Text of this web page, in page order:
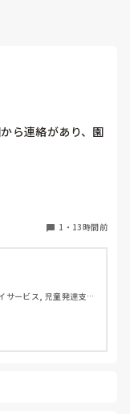
ら連絡があり、園
が、『園見学をご
とのこと
のでしょうか？
1 ・ 13時間前
サービス, 児童発達支援